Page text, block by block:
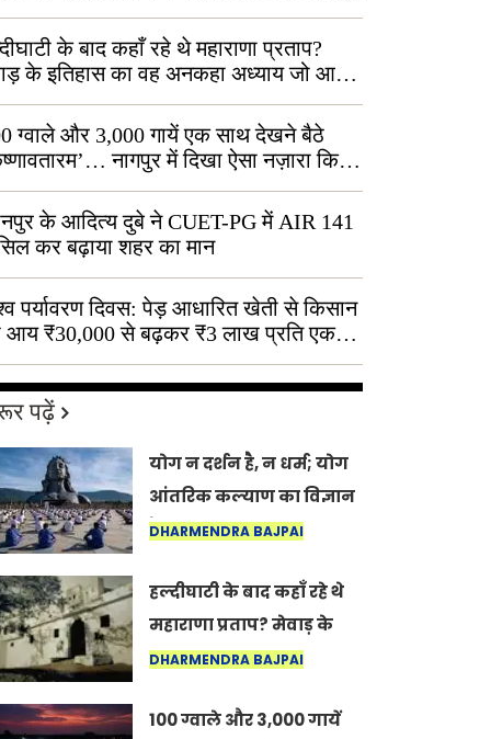
के बाद कहाँ रहे थे महाराणा प्रताप?
के इतिहास का वह अनकहा अध्याय जो आज
में जीवित है
ग्वाले और 3,000 गायें एक साथ देखने बैठे
नागपुर में दिखा ऐसा नज़ारा कि
बोले, “ऐसा तो सिर्फ़ कृष्ण ही कर सकते हैं”
के आदित्य दुबे ने CUET-PG में AIR 141
कर बढ़ाया शहर का मान
पर्यावरण दिवस: पेड़ आधारित खेती से किसान
आय ₹30,000 से बढ़कर ₹3 लाख प्रति एकड़
पढ़ें
योग न दर्शन है, न धर्म; योग
आंतरिक कल्याण का विज्ञान
है: अंतरराष्ट्रीय योग दिवस
DHARMENDRA BAJPAI
हल्दीघाटी के बाद कहाँ रहे थे
महाराणा प्रताप? मेवाड़ के
इतिहास का वह अनकहा
में जीवित है
DHARMENDRA BAJPAI
100 ग्वाले और 3,000 गायें